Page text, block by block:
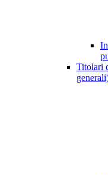
Titolari